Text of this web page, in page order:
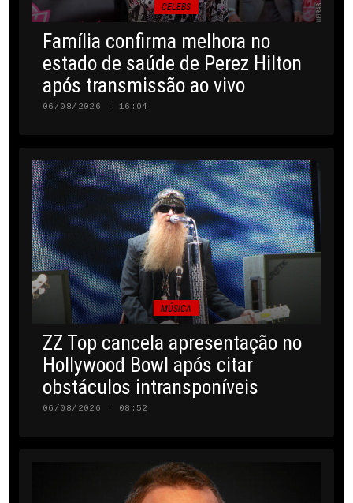
CELEBS
Família confirma melhora no
estado de saúde de Perez Hilton
após transmissão ao vivo
06/08/2026 · 16:04
MÚSICA
ZZ Top cancela apresentação no
Hollywood Bowl após citar
obstáculos intransponíveis
06/08/2026 · 08:52